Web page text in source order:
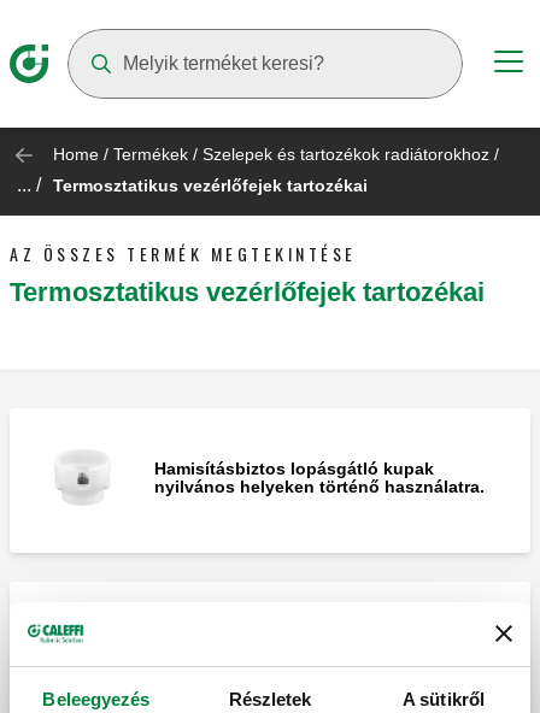
Beleegyezés Részletek A sütikről
Home / Termékek / Szelepek és tartozékok radiátorokhoz /
... / Termosztatikus vezérlőfejek tartozékai
AZ ÖSSZES TERMÉK MEGTEKINTÉSE
Termosztatikus vezérlőfejek tartozékai
Hamisításbiztos lopásgátló kupak
nyilvános helyeken történő használatra.